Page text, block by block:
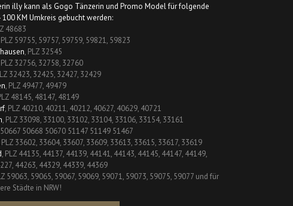
illy kann als Gogo Tänzerin und Promo Model für folgende
KM Umkreis gebucht werden:
48683
59755, 59757, 59759, 59821, 59823
, PLZ 32545
32756, 32758, 32760
32423, 32425, 32427, 32429
, PLZ 49477, 49479
48145, 48147, 48149
, PLZ 40210, 40211, 40212, 40627, 40629, 40721
, PLZ 33098, 33100, 33102, 33104, 33106, 33154, 33161
50667 50668 50670 51147 51149 51467
PLZ 33602, 33604, 33607, 33609, 33613, 33615, 33617, 33619
, PLZ 44135, 44137, 44139, 44141, 44143, 44145, 44147, 44149,
44263, 44329, 44339, 44369
59063, 59065, 59067, 59069, 59071, 59073, 59075, 59077 und für
Städte in NRW!